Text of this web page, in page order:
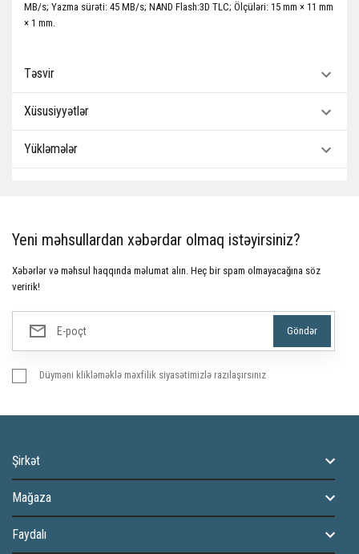
MB/s; Yazma sürəti: 45 MB/s; NAND Flash:3D TLC; Ölçüləri: 15 mm × 11 mm
× 1 mm.
Təsvir
Xüsusiyyətlər
Yükləmələr
Yeni məhsullardan xəbərdar olmaq istəyirsiniz?
Xəbərlər və məhsul haqqında məlumat alın. Heç bir spam olmayacağına söz
veririk!
Düyməni klikləməklə məxfilik siyasətimizlə razılaşırsınız
Şirkət
Mağaza
Faydalı